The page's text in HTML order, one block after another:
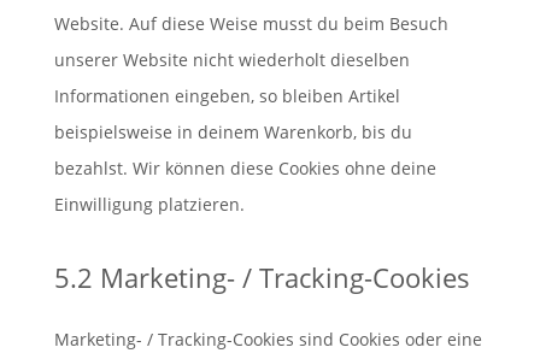
Website. Auf diese Weise musst du beim Besuch
unserer Website nicht wiederholt dieselben
Informationen eingeben, so bleiben Artikel
beispielsweise in deinem Warenkorb, bis du
bezahlst. Wir können diese Cookies ohne deine
Einwilligung platzieren.
5.2 Marketing- / Tracking-Cookies
Marketing- / Tracking-Cookies sind Cookies oder eine